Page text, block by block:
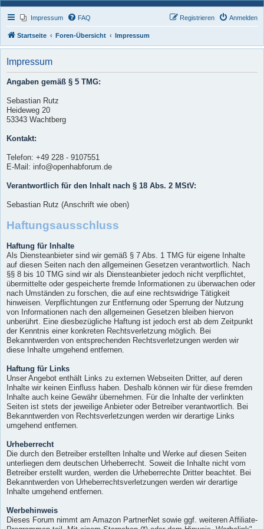
Impressum FAQ Anmelden
Registrieren
Startseite Foren-Übersicht Impressum
Impressum
Angaben gemäß § 5 TMG:
Sebastian Rutz
Heideweg 20
53343 Wachtberg
Kontakt:
Telefon: +49 228 - 9107551
E-Mail: info@openhabforum.de
Verantwortlich für den Inhalt nach § 18 Abs. 2 MStV:
Sebastian Rutz (Anschrift wie oben)
Haftungsausschluss
Haftung für Inhalte
Als Diensteanbieter sind wir gemäß § 7 Abs. 1 TMG für eigene Inhalte
auf diesen Seiten nach den allgemeinen Gesetzen verantwortlich. Nach
§§ 8 bis 10 TMG sind wir als Diensteanbieter jedoch nicht verpflichtet,
übermittelte oder gespeicherte fremde Informationen zu überwachen oder
nach Umständen zu forschen, die auf eine rechtswidrige Tätigkeit
hinweisen. Verpflichtungen zur Entfernung oder Sperrung der Nutzung
von Informationen nach den allgemeinen Gesetzen bleiben hiervon
unberührt. Eine diesbezügliche Haftung ist jedoch erst ab dem Zeitpunkt
der Kenntnis einer konkreten Rechtsverletzung möglich. Bei
Bekanntwerden von entsprechenden Rechtsverletzungen werden wir
diese Inhalte umgehend entfernen.
Haftung für Links
Unser Angebot enthält Links zu externen Webseiten Dritter, auf deren
Inhalte wir keinen Einfluss haben. Deshalb können wir für diese fremden
Inhalte auch keine Gewähr übernehmen. Für die Inhalte der verlinkten
Seiten ist stets der jeweilige Anbieter oder Betreiber verantwortlich. Bei
Bekanntwerden von Rechtsverletzungen werden wir derartige Links
umgehend entfernen.
Urheberrecht
Die durch den Betreiber erstellten Inhalte und Werke auf diesen Seiten
unterliegen dem deutschen Urheberrecht. Soweit die Inhalte nicht vom
Betreiber erstellt wurden, werden die Urheberrechte Dritter beachtet. Bei
Bekanntwerden von Urheberrechtsverletzungen werden wir derartige
Inhalte umgehend entfernen.
Werbehinweis
Dieses Forum nimmt am Amazon PartnerNet sowie ggf. weiteren Affiliate-